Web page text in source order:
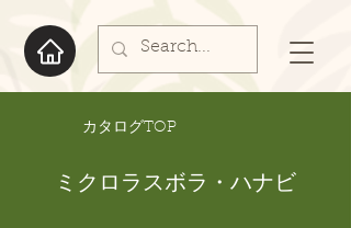
​カタログTOP
ミクロラスボラ・ハナビ